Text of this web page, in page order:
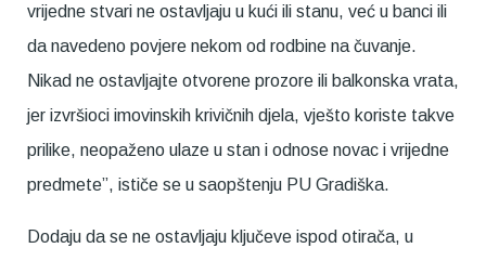
vrijedne stvari ne ostavljaju u kući ili stanu, već u banci ili
da navedeno povjere nekom od rodbine na čuvanje.
Nikad ne ostavljajte otvorene prozore ili balkonska vrata,
jer izvršioci imovinskih krivičnih djela, vješto koriste takve
prilike, neopaženo ulaze u stan i odnose novac i vrijedne
predmete”, ističe se u saopštenju PU Gradiška.
Dodaju da se ne ostavljaju ključeve ispod otirača, u